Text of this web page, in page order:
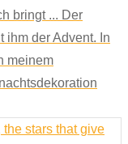
bringt ... Der
ihm der Advent. In
meinem